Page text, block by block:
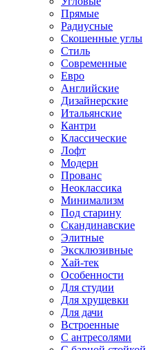
Прямые
Радиусные
Скошенные углы
Стиль
Современные
Евро
Английские
Дизайнерские
Итальянские
Кантри
Классические
Лофт
Модерн
Прованс
Неоклассика
Минимализм
Под старину
Скандинавские
Элитные
Эксклюзивные
Хай-тек
Особенности
Для студии
Для хрущевки
Для дачи
Встроенные
С антресолями